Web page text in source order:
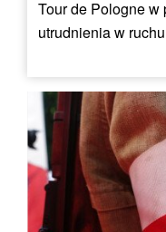
Tour de Pologne
utrudnienia w ruchu